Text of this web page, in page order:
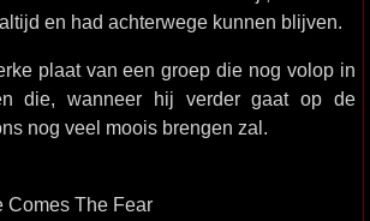
en had achterwege kunnen blijven.
plaat van een groep die nog volop in
die, wanneer hij verder gaat op de
nog veel moois brengen zal.
Comes The Fear